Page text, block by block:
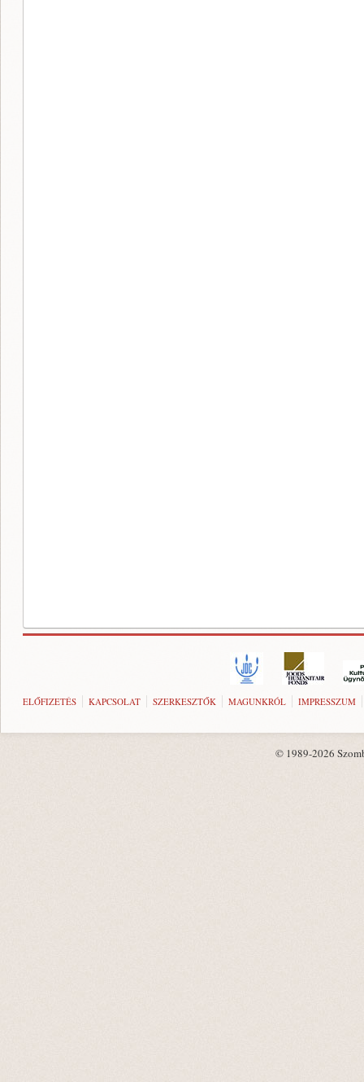
ELŐFIZETÉS KAPCSOLAT SZERKESZTŐK MAGUNKRÓL IMPRESSZUM
© 1989-2026